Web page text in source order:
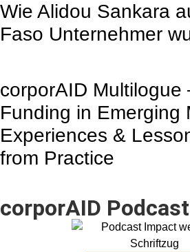
Wie Alidou Sankara
Faso Unternehmer
corporAID Multilogue
Funding in Emerging
Experiences &
from Practice
corporAID